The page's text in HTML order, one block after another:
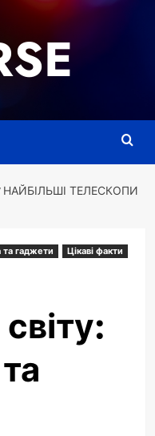
НАЙБІЛЬШІ ТЕЛЕСКОПИ
та гаджети Цікаві факти